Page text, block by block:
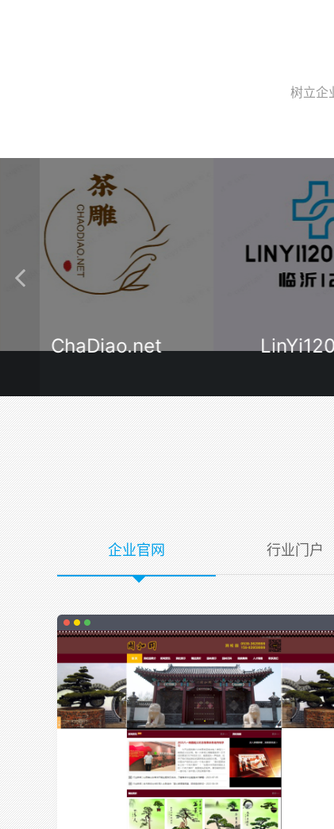
树立企
LinYi120.com
企业官网 行业门户